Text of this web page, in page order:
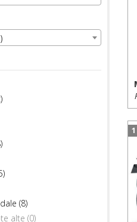
(8)
alte (0)